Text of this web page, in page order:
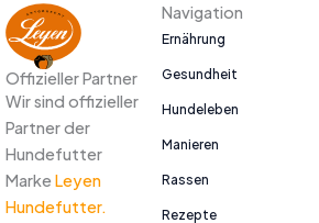
Offizieller Partner
Wir sind offizieller
Partner der
Hundefutter
Marke Leyen
Hundefutter.
Navigation
Ernährung
Gesundheit
Hundeleben
Manieren
Rassen
Rezepte